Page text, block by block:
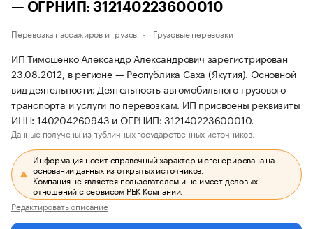
— ОГРНИП: 312140223600010
Перевозка пассажиров и грузов Грузовые перевозки
ИП Тимошенко Александр Александрович зарегистрирован
23.08.2012, в регионе — Республика Саха (Якутия). Основной
вид деятельности: Деятельность автомобильного грузового
транспорта и услуги по перевозкам. ИП присвоены реквизиты
ИНН: 140204260943 и ОГРНИП: 312140223600010.
Данные получены из публичных государственных источников.
Информация носит справочный характер и сгенерирована на
основании данных из открытых источников.
Компания не является пользователем и не имеет деловых
отношений с сервисом РБК Компании.
Редактировать описание